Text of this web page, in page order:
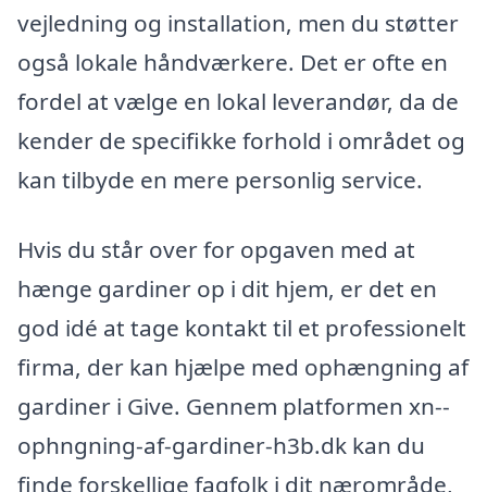
vejledning og installation, men du støtter
også lokale håndværkere. Det er ofte en
fordel at vælge en lokal leverandør, da de
kender de specifikke forhold i området og
kan tilbyde en mere personlig service.
Hvis du står over for opgaven med at
hænge gardiner op i dit hjem, er det en
god idé at tage kontakt til et professionelt
firma, der kan hjælpe med ophængning af
gardiner i Give. Gennem platformen xn--
ophngning-af-gardiner-h3b.dk kan du
finde forskellige fagfolk i dit nærområde,